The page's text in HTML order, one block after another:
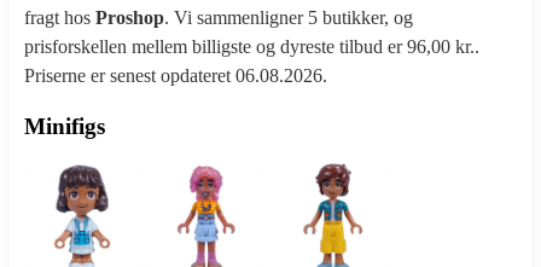
fragt hos Proshop. Vi sammenligner 5 butikker, og
prisforskellen mellem billigste og dyreste tilbud er 96,00 kr..
Priserne er senest opdateret 06.08.2026.
Minifigs